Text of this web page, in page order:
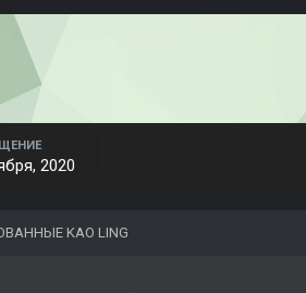
2020
KAO LING